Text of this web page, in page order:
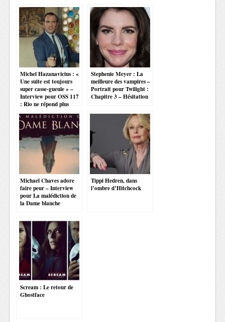
Michel Hazanavicius : «
Une suite est toujours
super casse-gueule » –
Interview pour OSS 117
: Rio ne répond plus
Stephenie Meyer : La
meilleure des vampires –
Portrait pour Twilight :
Chapitre 3 – Hésitation
Michael Chaves adore
faire peur – Interview
pour La malédiction de
la Dame blanche
Tippi Hedren, dans
l’ombre d’Hitchcock
Scream : Le retour de
Ghostface